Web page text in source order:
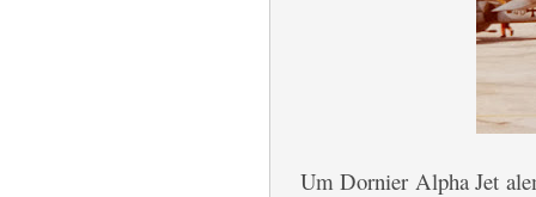
Um Dornier Alpha Jet